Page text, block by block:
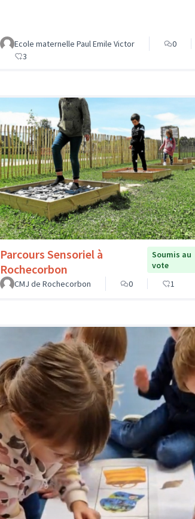
Ecole maternelle Paul Emile Victor
0
3
Parcours Sensoriel à
Rochecorbon
Soumis au
vote
CMJ de Rochecorbon
0 1